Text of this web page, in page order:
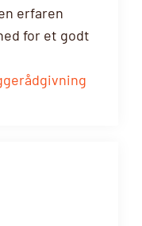
erfaren
for et godt